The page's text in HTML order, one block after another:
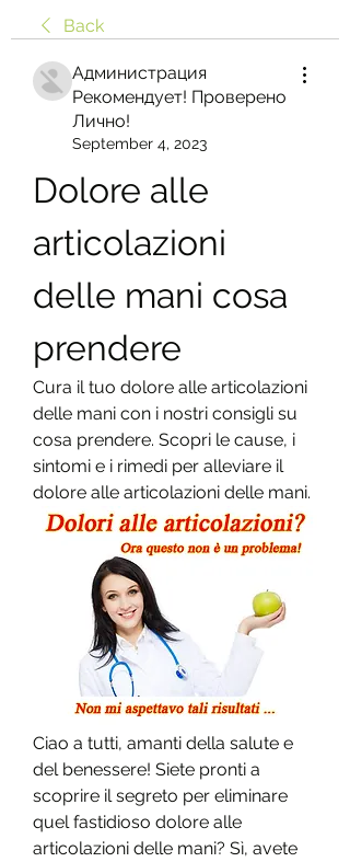
Back
Администрация
Рекомендует! Проверено
Лично!
September 4, 2023
Dolore alle
articolazioni
delle mani cosa
prendere
Cura il tuo dolore alle articolazioni
delle mani con i nostri consigli su
cosa prendere. Scopri le cause, i
sintomi e i rimedi per alleviare il
dolore alle articolazioni delle mani.
Ciao a tutti, amanti della salute e
del benessere! Siete pronti a
scoprire il segreto per eliminare
quel fastidioso dolore alle
articolazioni delle mani? Sì, avete